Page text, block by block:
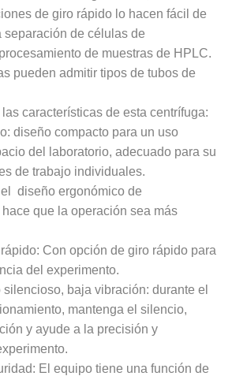
de giro rápido lo hacen fácil de
separación de células de
de muestras de HPLC.
pueden admitir tipos de tubos de
características de esta centrífuga:
diseño compacto para un uso
del laboratorio, adecuado para su
de trabajo individuales.
diseño ergonómico de
que la operación sea más
Con opción de giro rápido para
del experimento.
silencioso, baja vibración: durante el
mantenga el silencio,
y ayude a la precisión y
El equipo tiene una función de